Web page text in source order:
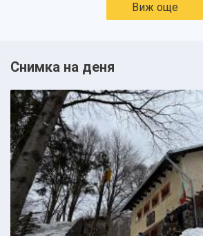
Виж още
Снимка на деня